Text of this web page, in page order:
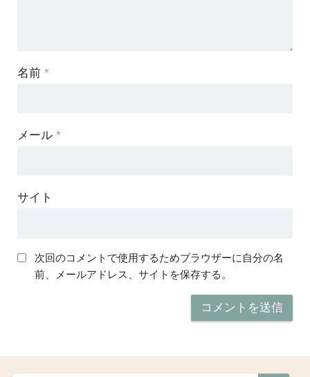
名前*
メール*
サイト
次回のコメントで使用するためブラウザーに自分の名
前、メールアドレス、サイトを保存する。